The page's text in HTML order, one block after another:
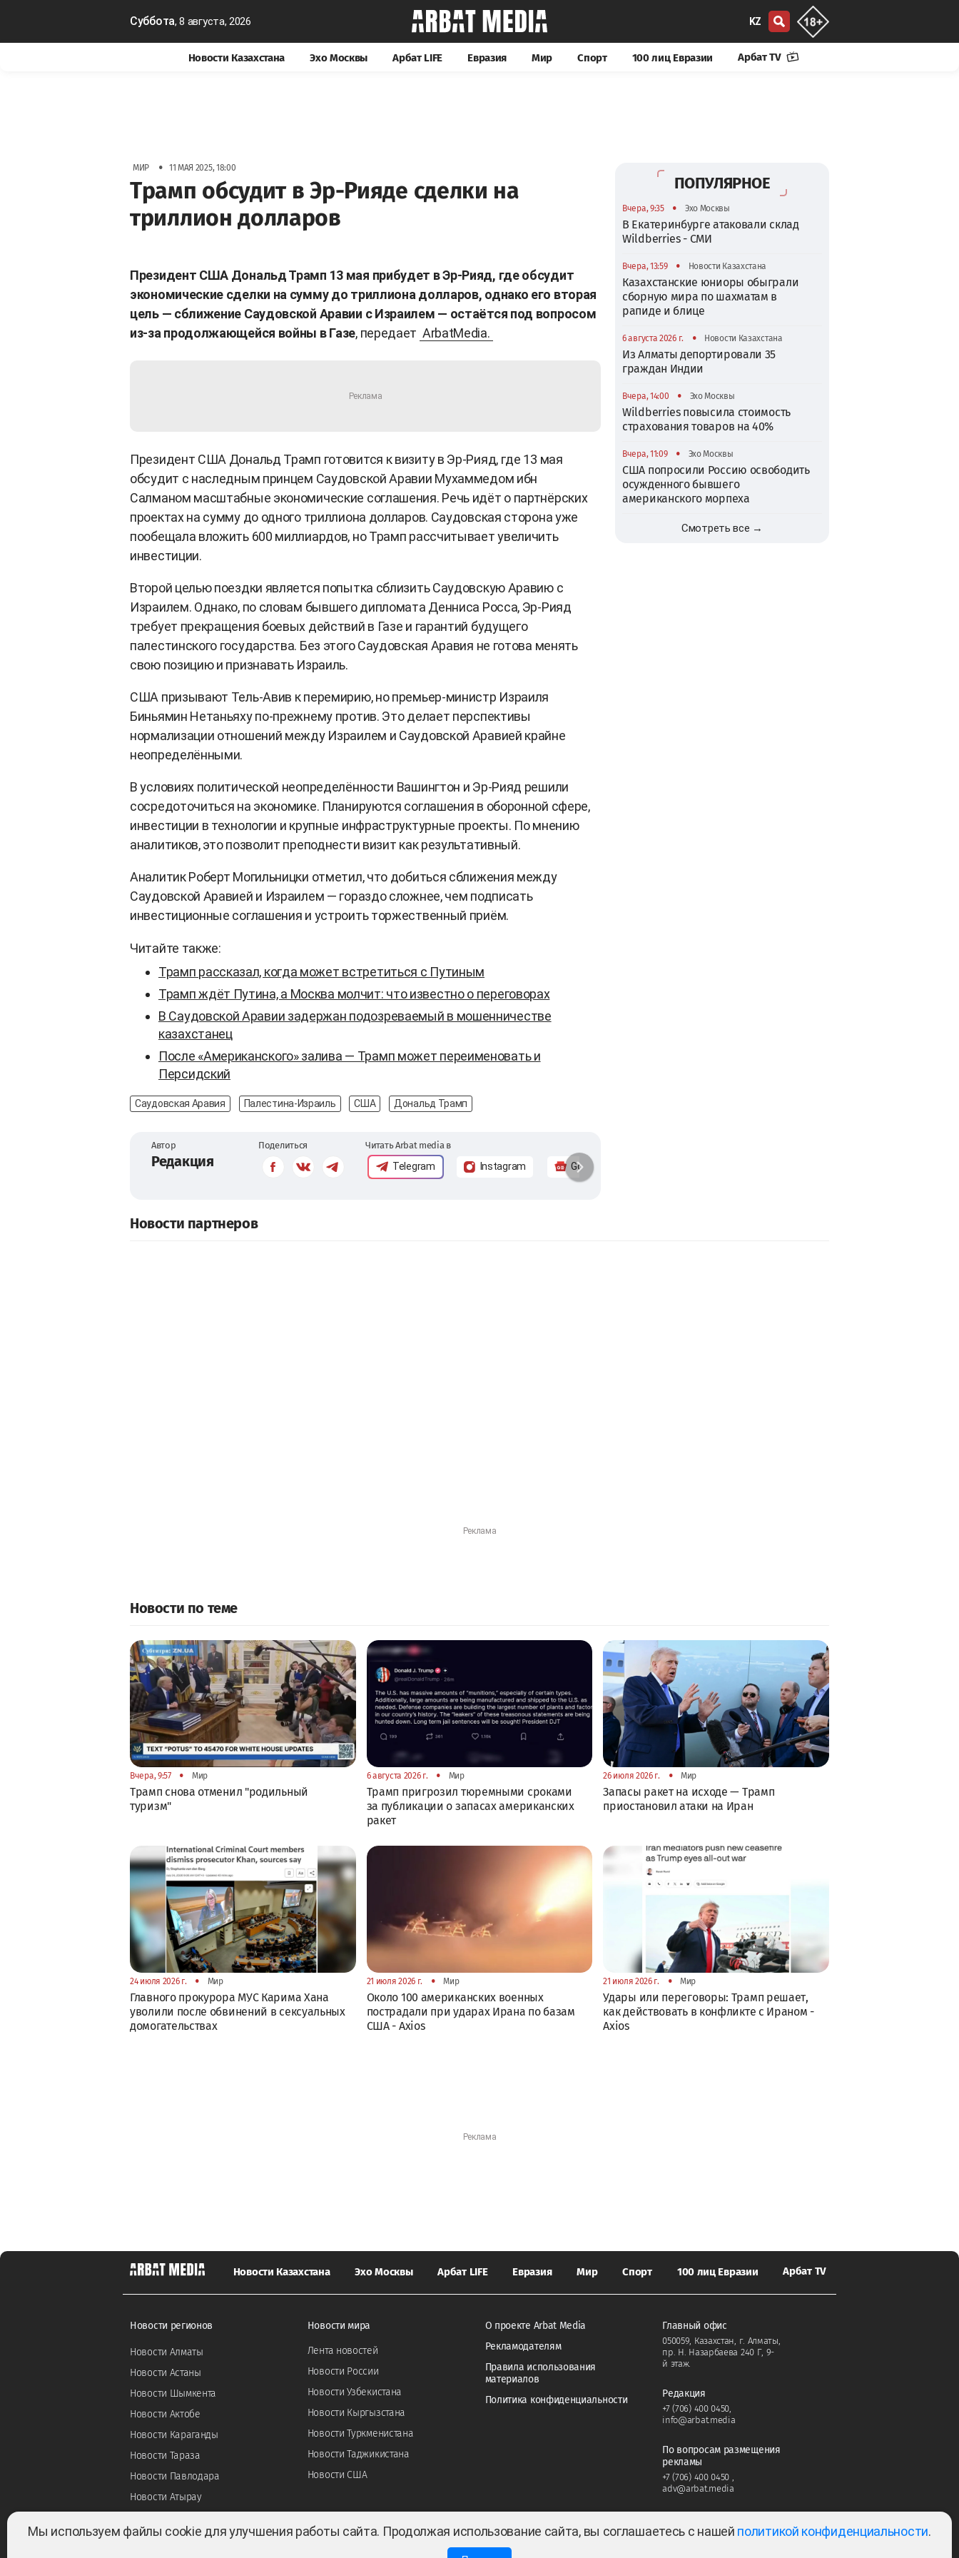
Суббота, 8 августа, 2026 KZ
Новости Казахстана Эхо Москвы Арбат LIFE Евразия Мир Спорт 100 лиц Евразии Арбат TV
МИР • 11 МАЯ 2025, 18:00
Трамп обсудит в Эр-Рияде сделки на
триллион долларов
Президент США Дональд Трамп 13 мая прибудет в Эр-Рияд, где обсудит
экономические сделки на сумму до триллиона долларов, однако его вторая
цель — сближение Саудовской Аравии с Израилем — остаётся под вопросом
из-за продолжающейся войны в Газе, передает ArbatMedia.
Президент США Дональд Трамп готовится к визиту в Эр-Рияд, где 13 мая
обсудит с наследным принцем Саудовской Аравии Мухаммедом ибн
Салманом масштабные экономические соглашения. Речь идёт о партнёрских
проектах на сумму до одного триллиона долларов. Саудовская сторона уже
пообещала вложить 600 миллиардов, но Трамп рассчитывает увеличить
инвестиции.
Второй целью поездки является попытка сблизить Саудовскую Аравию с
Израилем. Однако, по словам бывшего дипломата Денниса Росса, Эр-Рияд
требует прекращения боевых действий в Газе и гарантий будущего
палестинского государства. Без этого Саудовская Аравия не готова менять
свою позицию и признавать Израиль.
США призывают Тель-Авив к перемирию, но премьер-министр Израиля
Биньямин Нетаньяху по-прежнему против. Это делает перспективы
нормализации отношений между Израилем и Саудовской Аравией крайне
неопределёнными.
В условиях политической неопределённости Вашингтон и Эр-Рияд решили
сосредоточиться на экономике. Планируются соглашения в оборонной сфере,
инвестиции в технологии и крупные инфраструктурные проекты. По мнению
аналитиков, это позволит преподнести визит как результативный.
Аналитик Роберт Могильницки отметил, что добиться сближения между
Саудовской Аравией и Израилем — гораздо сложнее, чем подписать
инвестиционные соглашения и устроить торжественный приём.
Читайте также:
Трамп рассказал, когда может встретиться с Путиным
Трамп ждёт Путина, а Москва молчит: что известно о переговорах
В Саудовской Аравии задержан подозреваемый в мошенничестве
казахстанец
После «Американского» залива — Трамп может переименовать и
Персидский
Саудовская Аравия Палестина-Израиль США Дональд Трамп
Автор
Редакция
Поделиться Читать Arbat media в
Telegram Instagram Google News
ПОПУЛЯРНОЕ
Вчера, 9:35 • Эхо Москвы
В Екатеринбурге атаковали склад
Wildberries - СМИ
Вчера, 13:59 • Новости Казахстана
Казахстанские юниоры обыграли
сборную мира по шахматам в
рапиде и блице
6 августа 2026 г. • Новости Казахстана
Из Алматы депортировали 35
граждан Индии
Вчера, 14:00 • Эхо Москвы
Wildberries повысила стоимость
страхования товаров на 40%
Вчера, 11:09 • Эхо Москвы
США попросили Россию освободить
осужденного бывшего
американского морпеха
Смотреть все →
Новости партнеров
Новости по теме
Вчера, 9:57 • Мир
Трамп снова отменил "родильный
туризм"
6 августа 2026 г. • Мир
Трамп пригрозил тюремными сроками
за публикации о запасах американских
ракет
26 июля 2026 г. • Мир
Запасы ракет на исходе — Трамп
приостановил атаки на Иран
24 июля 2026 г. • Мир
Главного прокурора МУС Карима Хана
уволили после обвинений в сексуальных
домогательствах
21 июля 2026 г. • Мир
Около 100 американских военных
пострадали при ударах Ирана по базам
США - Axios
21 июля 2026 г. • Мир
Удары или переговоры: Трамп решает,
как действовать в конфликте с Ираном -
Axios
Новости Казахстана Эхо Москвы Арбат LIFE Евразия Мир Спорт 100 лиц Евразии Арбат TV
Новости регионов
Новости Алматы
Новости Астаны
Новости Шымкента
Новости Актобе
Новости Караганды
Новости Тараза
Новости Павлодара
Новости Атырау
Новости мира
Лента новостей
Новости России
Новости Узбекистана
Новости Кыргызстана
Новости Туркменистана
Новости Таджикистана
Новости США
О проекте Arbat Media
Рекламодателям
Правила использования
материалов
Политика конфиденциальности
Главный офис
050059, Казахстан, г. Алматы,
пр. Н. Назарбаева 240 Г, 9-
й этаж.
Редакция
+7 (706) 400 0450
info@arbat.media
По вопросам размещения
рекламы
+7 (706) 400 0450
adv@arbat.media
Тема:
Мы используем файлы cookie для улучшения работы сайта. Продолжая использование сайта, вы соглашаетесь с нашей политикой конфиденциальности.